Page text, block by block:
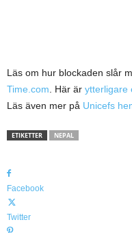
Läs om hur blockaden slår
Time.com . Här är ytterligare
Läs även mer på Unicefs
ETIKETTER NEPAL
Facebook
Twitter